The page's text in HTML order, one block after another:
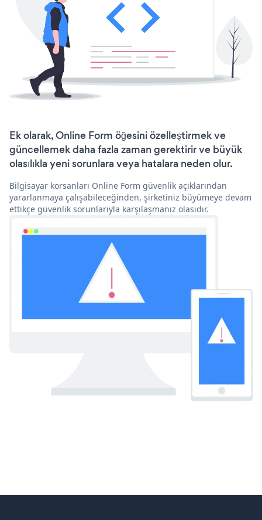
Ek olarak, Online Form öğesini özelleştirmek ve
güncellemek daha fazla zaman gerektirir ve büyük
olasılıkla yeni sorunlara veya hatalara neden olur.
Bilgisayar korsanları Online Form güvenlik açıklarından
yararlanmaya çalışabileceğinden, şirketiniz büyümeye devam
ettikçe güvenlik sorunlarıyla karşılaşmanız olasıdır.